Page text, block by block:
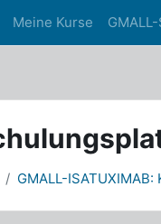
Meine Kurse
GMALL-